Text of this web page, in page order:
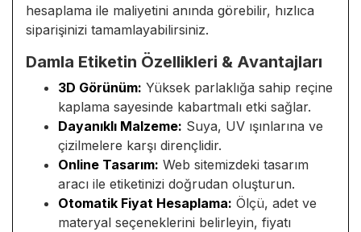
hesaplama ile maliyetini anında görebilir, hızlıca
siparişinizi tamamlayabilirsiniz.
Damla Etiketin Özellikleri & Avantajları
3D Görünüm: Yüksek parlaklığa sahip reçine
kaplama sayesinde kabartmalı etki sağlar.
Dayanıklı Malzeme: Suya, UV ışınlarına ve
çizilmelere karşı dirençlidir.
Online Tasarım: Web sitemizdeki tasarım
aracı ile etiketinizi doğrudan oluşturun.
Otomatik Fiyat Hesaplama: Ölçü, adet ve
materyal seçeneklerini belirleyin, fiyatı